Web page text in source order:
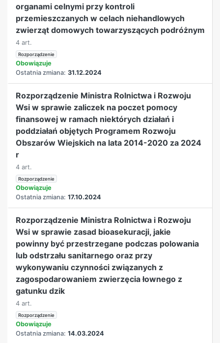
organami celnymi przy kontroli
przemieszczanych w celach niehandlowych
zwierząt domowych towarzyszących podróżnym
4 art.
Rozporządzenie
Obowiązuje
Ostatnia zmiana: 31.12.2024
Rozporządzenie Ministra Rolnictwa i Rozwoju
Wsi w sprawie zaliczek na poczet pomocy
finansowej w ramach niektórych działań i
poddziałań objętych Programem Rozwoju
Obszarów Wiejskich na lata 2014-2020 za 2024
r
4 art.
Rozporządzenie
Obowiązuje
Ostatnia zmiana: 17.10.2024
Rozporządzenie Ministra Rolnictwa i Rozwoju
Wsi w sprawie zasad bioasekuracji, jakie
powinny być przestrzegane podczas polowania
lub odstrzału sanitarnego oraz przy
wykonywaniu czynności związanych z
zagospodarowaniem zwierzęcia łownego z
gatunku dzik
4 art.
Rozporządzenie
Obowiązuje
Ostatnia zmiana: 14.03.2024